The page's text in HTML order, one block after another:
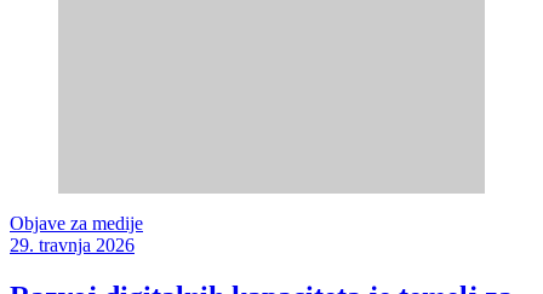
Objave za medije
29. travnja 2026